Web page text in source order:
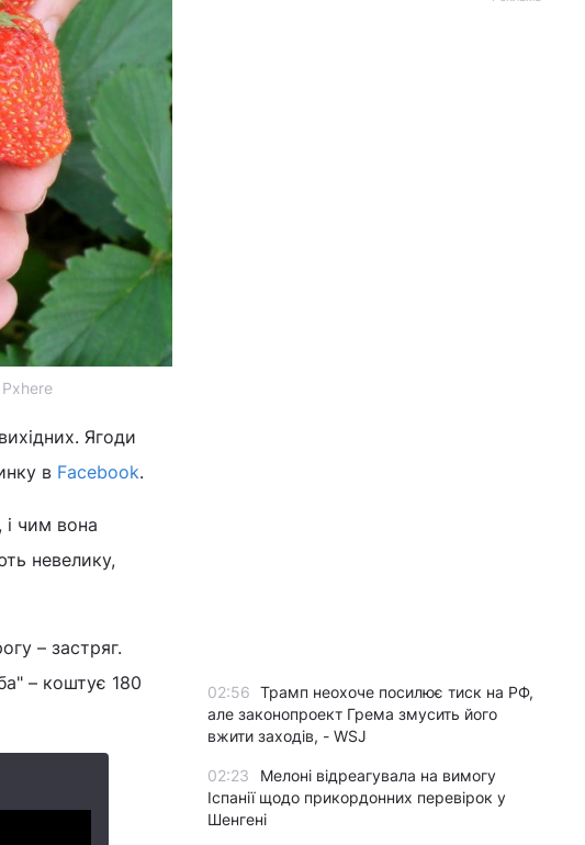
Ягоди
в Facebook.
чим вона
невелику,
– застряг.
– коштує 180
02:56 Трамп неохоче посилює тиск на РФ,
але законопроект Грема змусить його
вжити заходів, - WSJ
02:23
Мелоні відреагувала на вимогу
Іспанії щодо прикордонних перевірок у
Шенгені